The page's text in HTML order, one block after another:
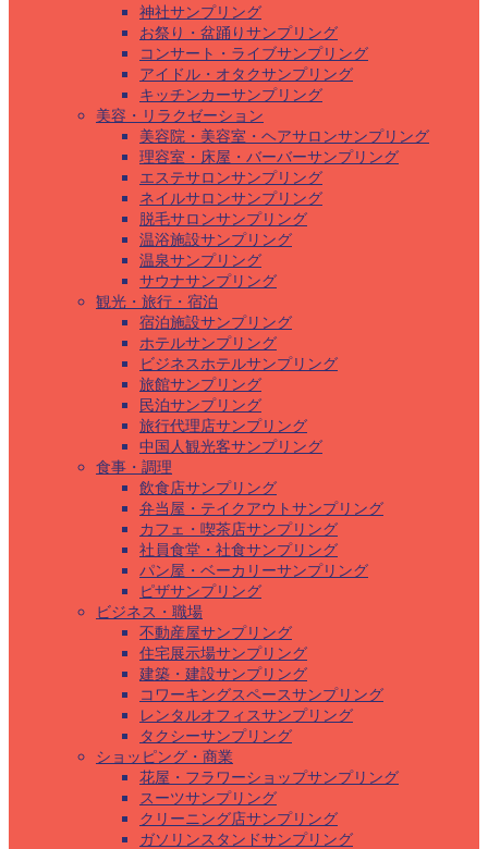
神社サンプリング
お祭り・盆踊りサンプリング
コンサート・ライブサンプリング
アイドル・オタクサンプリング
キッチンカーサンプリング
美容・リラクゼーション
美容院・美容室・ヘアサロンサンプリング
理容室・床屋・バーバーサンプリング
エステサロンサンプリング
ネイルサロンサンプリング
脱毛サロンサンプリング
温浴施設サンプリング
温泉サンプリング
サウナサンプリング
観光・旅行・宿泊
宿泊施設サンプリング
ホテルサンプリング
ビジネスホテルサンプリング
旅館サンプリング
民泊サンプリング
旅行代理店サンプリング
中国人観光客サンプリング
食事・調理
飲食店サンプリング
弁当屋・テイクアウトサンプリング
カフェ・喫茶店サンプリング
社員食堂・社食サンプリング
パン屋・ベーカリーサンプリング
ピザサンプリング
ビジネス・職場
不動産屋サンプリング
住宅展示場サンプリング
建築・建設サンプリング
コワーキングスペースサンプリング
レンタルオフィスサンプリング
タクシーサンプリング
ショッピング・商業
花屋・フラワーショップサンプリング
スーツサンプリング
クリーニング店サンプリング
ガソリンスタンドサンプリング